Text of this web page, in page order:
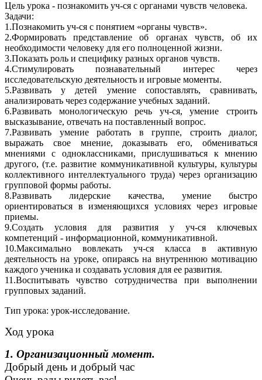
Цель урока - познакомить уч-ся с органами чувств человека.
Задачи:
1.Познакомить уч-ся с понятием «органы чувств».
2.Формировать представление об органах чувств, об их
необходимости человеку для его полноценной жизни.
3.Показать роль и специфику разных органов чувств.
4.Стимулировать познавательный интерес через
исследовательскую деятельность и игровые моменты.
5.Развивать у детей умение сопоставлять, сравнивать,
анализировать через содержание учебных заданий.
6.Развивать монологическую речь уч-ся, умение строить
высказывание, отвечать на поставленный вопрос.
7.Развивать умение работать в группе, строить диалог,
выражать свое мнение, доказывать его, обмениваться
мнениями с одноклассниками, прислушиваться к мнению
другого, (т.е. развитие коммуникативной культуры, культуры
коллективного интеллектуального труда) через организацию
групповой формы работы.
8.Развивать лидерские качества, умение быстро
ориентироваться в изменяющихся условиях через игровые
приемы.
9.Создать условия для развития у уч-ся ключевых
компетенций - информационной, коммуникативной.
10.Максимально вовлекать уч-ся класса в активную
деятельность на уроке, опираясь на внутреннюю мотивацию
каждого ученика и создавать условия для ее развития.
11.Воспитывать чувство сотрудничества при выполнении
групповых заданий.
Тип урока: урок-исследование.
Ход урока
1. Организационный момент.
Добрый день и добрый час